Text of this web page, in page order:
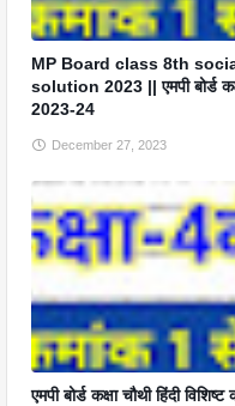
MP Board class 8th
solution 2023 || एमपी बोर्ड
2023-24
December 27, 2023
एमपी बोर्ड कक्षा चौथी हिंदी